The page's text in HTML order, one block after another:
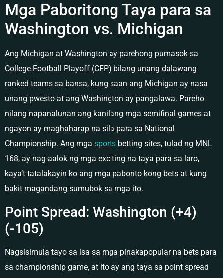
Mga Paboritong Taya para sa
Washington vs. Michigan
Ang Michigan at Washington ay parehong pumasok sa
College Football Playoff (CFP) bilang unang dalawang
ranked teams sa bansa, kung saan ang Michigan ay nasa
unang pwesto at ang Washington ay pangalawa. Pareho
nilang napanalunan ang kanilang mga semifinal games at
ngayon ay maghaharap na sila para sa National
Championship. Ang mga sports betting sites, tulad ng MNL
168, ay nag-aalok ng mga exciting na taya para sa laro,
kaya’t tatalakayin ko ang mga paborito kong bets at kung
bakit magandang sumubok sa mga ito.
Point Spread: Washington (+4)
(-105)
Nagsisimula tayo sa isa sa mga pinakapopular na bets para
sa championship game, at ito ay ang taya sa point spread